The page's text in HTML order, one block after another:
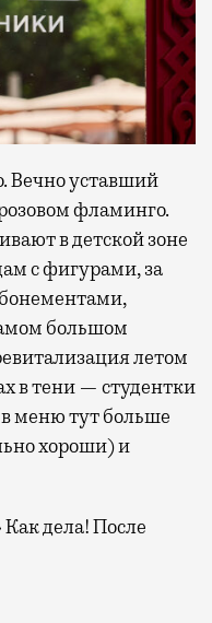
Вечно уставший
фламинго.
в детской зоне
с фигурами, за
большом
летом
в тени — студентки
меню тут больше
хороши) и
дела! После